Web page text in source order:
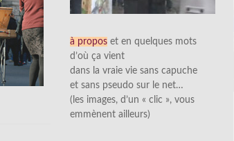
à propos et en quelques mots
d’où ça vient
dans la vraie vie sans capuche
et sans pseudo sur le net…
(les images, d’un « clic », vous
emmènent ailleurs)